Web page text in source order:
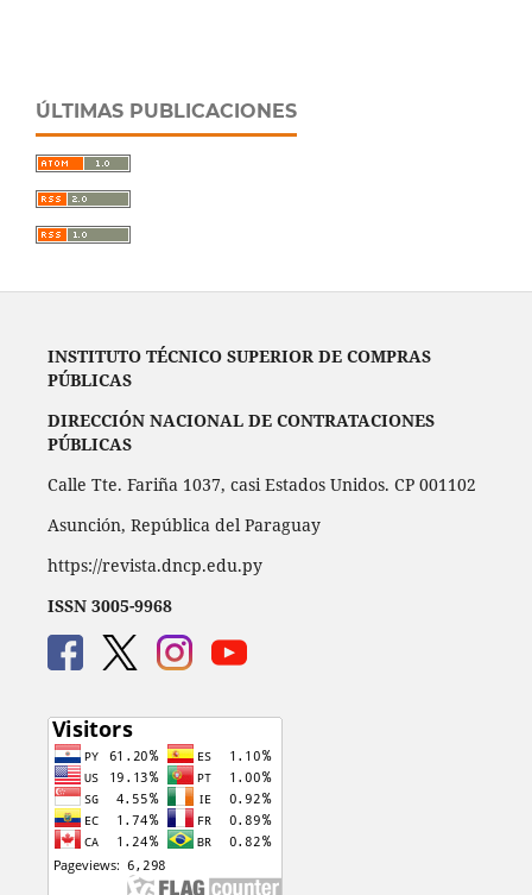
ÚLTIMAS PUBLICACIONES
INSTITUTO TÉCNICO SUPERIOR DE COMPRAS
PÚBLICAS
DIRECCIÓN NACIONAL DE CONTRATACIONES
PÚBLICAS
Calle Tte. Fariña 1037, casi Estados Unidos. CP 001102
Asunción, República del Paraguay
https://revista.dncp.edu.py
ISSN 3005-9968